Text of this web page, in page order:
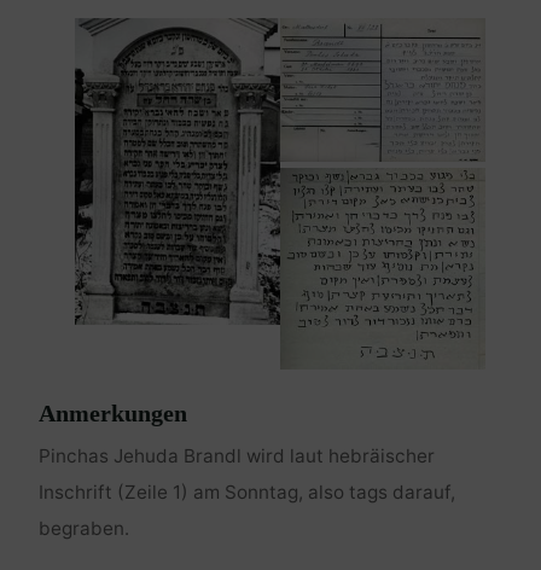
Anmerkungen
Pinchas Jehuda Brandl wird laut hebräischer
Inschrift (Zeile 1) am Sonntag, also tags darauf,
begraben.